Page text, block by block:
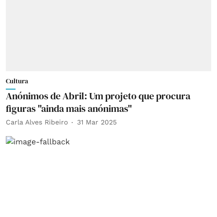
Cultura
Anónimos de Abril: Um projeto que procura
figuras "ainda mais anónimas"
Carla Alves Ribeiro 31 Mar 2025